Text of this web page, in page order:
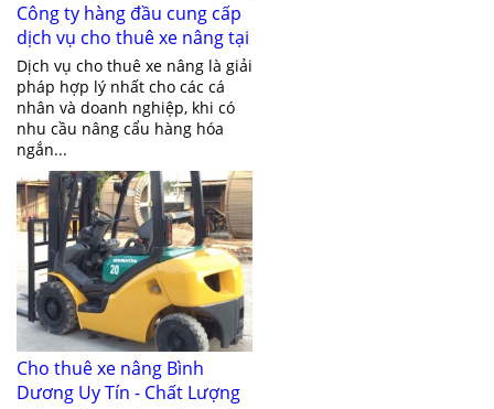
Công ty hàng đầu cung cấp
dịch vụ cho thuê xe nâng tại
Bình Dương
Dịch vụ cho thuê xe nâng là giải
pháp hợp lý nhất cho các cá
nhân và doanh nghiệp, khi có
nhu cầu nâng cẩu hàng hóa
ngắn...
Cho thuê xe nâng Bình
Dương Uy Tín - Chất Lượng